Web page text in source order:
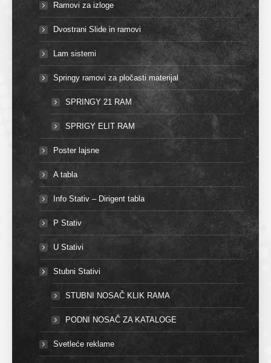
Ramovi za izloge
Dvostrani Slide in ramovi
Lam sistemi
Springy ramovi za pločasti materijal
SPRINGY 21 RAM
SPRIGY ELIT RAM
Poster lajsne
A tabla
Info Stativ – Dirigent tabla
P Stativ
U Stativi
Stubni Stativi
STUBNI NOSAČ KLIK RAMA
PODNI NOSAČ ZA KATALOGE
Svetleće reklame